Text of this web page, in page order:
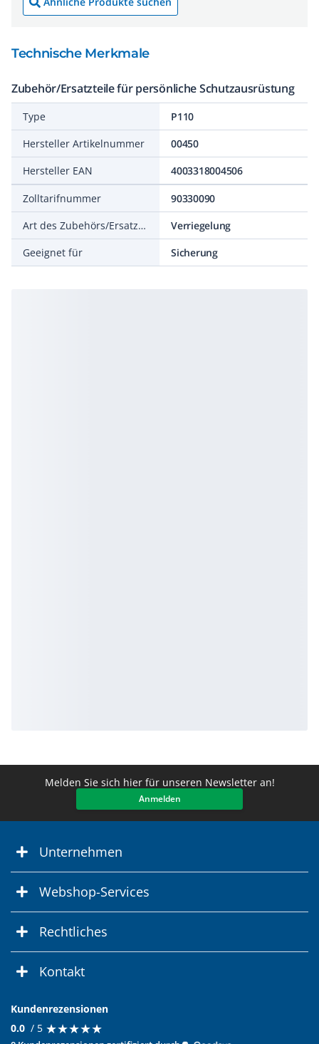
Technische Merkmale
Zubehör/Ersatzteile für persönliche Schutzausrüstung
Type
P110
Hersteller Artikelnummer
00450
Hersteller EAN
4003318004506
Zolltarifnummer
90330090
Art des Zubehörs/Ersatzteils
Verriegelung
Geeignet für
Sicherung
Melden Sie sich hier für unseren Newsletter an!
Anmelden
Unternehmen
Webshop-Services
Rechtliches
Kontakt
Kundenrezensionen
0.0 / 5 ★★★★★
★★★★★